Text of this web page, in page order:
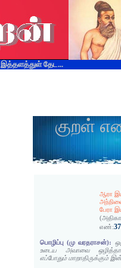
இத்தளத்துள் தேட...
குறள்
ஆரா
பேரா
எண்:
பொழிப்பு (மு வரதராசன்):
உடைய அவாவை
எப்போதும் மாறாதிருக்கும்